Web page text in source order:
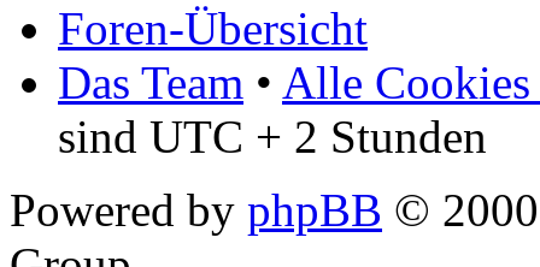
Foren-Übersicht
Das Team • Alle Cookies
sind UTC + 2 Stunden
Powered by phpBB ©